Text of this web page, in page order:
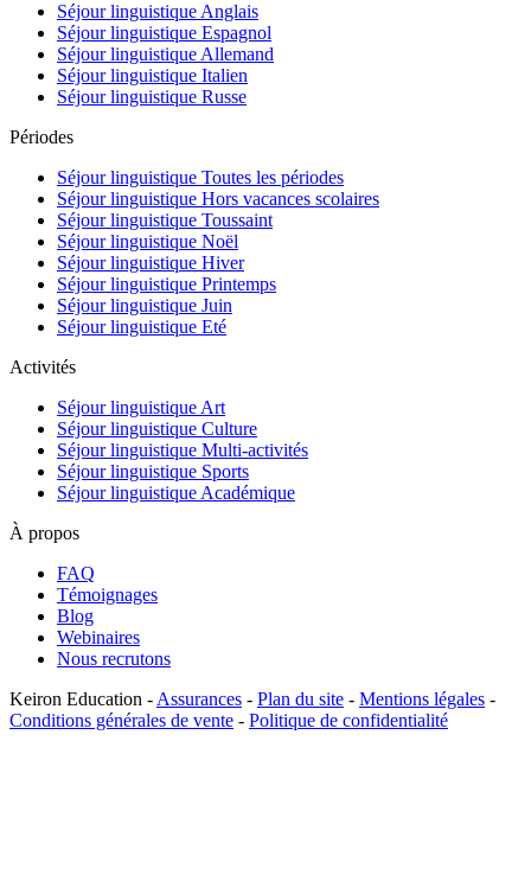
Séjour linguistique Anglais
Séjour linguistique Espagnol
Séjour linguistique Allemand
Séjour linguistique Italien
Séjour linguistique Russe
Périodes
Séjour linguistique Toutes les périodes
Séjour linguistique Hors vacances scolaires
Séjour linguistique Toussaint
Séjour linguistique Noël
Séjour linguistique Hiver
Séjour linguistique Printemps
Séjour linguistique Juin
Séjour linguistique Eté
Activités
Séjour linguistique Art
Séjour linguistique Culture
Séjour linguistique Multi-activités
Séjour linguistique Sports
Séjour linguistique Académique
À propos
FAQ
Témoignages
Blog
Webinaires
Nous recrutons
Keiron Education - Assurances - Plan du site - Mentions légales -
Conditions générales de vente - Politique de confidentialité